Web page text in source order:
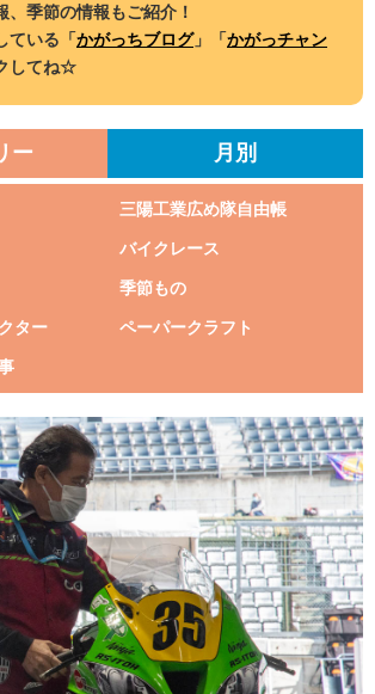
、季節の情報もご紹介！
ている「かがっちブログ」「かがっチャン
してね☆
ー 月別
三陽工業広め隊自由帳
バイクレース
季節もの
ター ペーパークラフト